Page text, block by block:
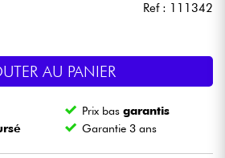
Ref : 111342
AU PANIER
Prix basgarantis
Garantie 3 ans